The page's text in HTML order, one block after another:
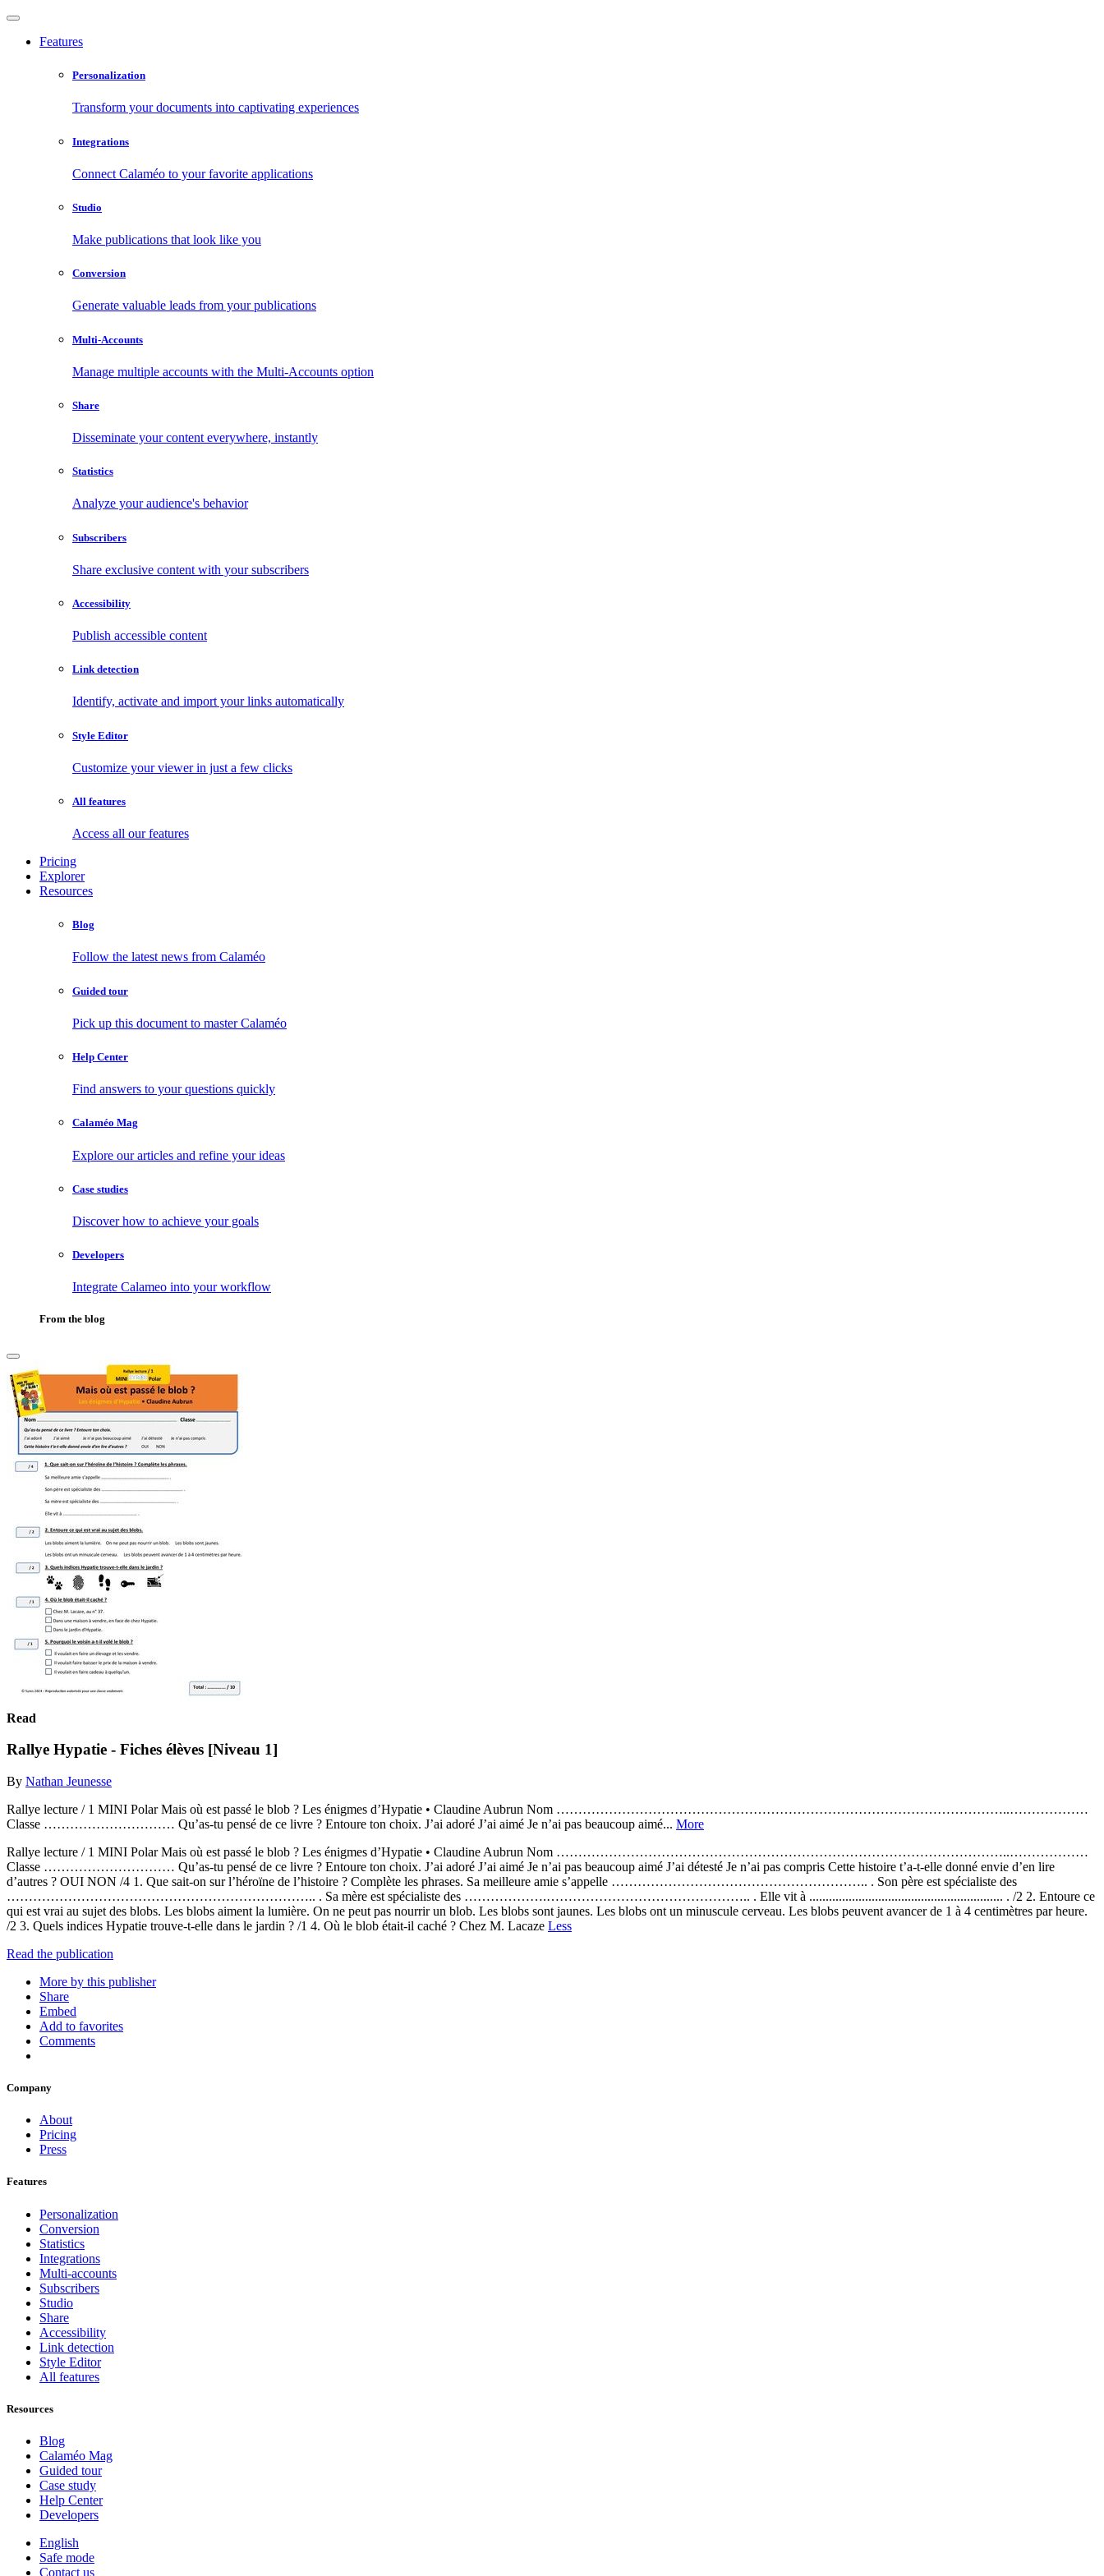
Features
Personalization
Transform your documents into captivating experiences
Integrations
Connect Calaméo to your favorite applications
Studio
Make publications that look like you
Conversion
Generate valuable leads from your publications
Multi-Accounts
Manage multiple accounts with the Multi-Accounts option
Share
Disseminate your content everywhere, instantly
Statistics
Analyze your audience's behavior
Subscribers
Share exclusive content with your subscribers
Accessibility
Publish accessible content
Link detection
Identify, activate and import your links automatically
Style Editor
Customize your viewer in just a few clicks
All features
Access all our features
Pricing
Explorer
Resources
Blog
Follow the latest news from Calaméo
Guided tour
Pick up this document to master Calaméo
Help Center
Find answers to your questions quickly
Calaméo Mag
Explore our articles and refine your ideas
Case studies
Discover how to achieve your goals
Developers
Integrate Calameo into your workflow
From the blog
Read
Rallye Hypatie - Fiches élèves [Niveau 1]
By Nathan Jeunesse
Rallye lecture / 1 MINI Polar Mais où est passé le blob ? Les énigmes d’Hypatie • Claudine Aubrun Nom …………………………………………………………………………………………..………………
Classe ………………………… Qu’as-tu pensé de ce livre ? Entoure ton choix. J’ai adoré J’ai aimé Je n’ai pas beaucoup aimé... More
Rallye lecture / 1 MINI Polar Mais où est passé le blob ? Les énigmes d’Hypatie • Claudine Aubrun Nom …………………………………………………………………………………………..………………
Classe ………………………… Qu’as-tu pensé de ce livre ? Entoure ton choix. J’ai adoré J’ai aimé Je n’ai pas beaucoup aimé J’ai détesté Je n’ai pas compris Cette histoire t’a-t-elle donné envie d’en lire
d’autres ? OUI NON /4 1. Que sait-on sur l’héroïne de l’histoire ? Complète les phrases. Sa meilleure amie s’appelle ………………………………………………….. . Son père est spécialiste des
…………………………………………………………….. . Sa mère est spécialiste des ……………….……………………………………….. . Elle vit à ........................................................... . /2 2. Entoure ce
qui est vrai au sujet des blobs. Les blobs aiment la lumière. On ne peut pas nourrir un blob. Les blobs sont jaunes. Les blobs ont un minuscule cerveau. Les blobs peuvent avancer de 1 à 4 centimètres par heure.
/2 3. Quels indices Hypatie trouve-t-elle dans le jardin ? /1 4. Où le blob était-il caché ? Chez M. Lacaze Less
Read the publication
More by this publisher
Share
Embed
Add to favorites
Comments
Company
About
Pricing
Press
Features
Personalization
Conversion
Statistics
Integrations
Multi-accounts
Subscribers
Studio
Share
Accessibility
Link detection
Style Editor
All features
Resources
Blog
Calaméo Mag
Guided tour
Case study
Help Center
Developers
English
Safe mode
Contact us